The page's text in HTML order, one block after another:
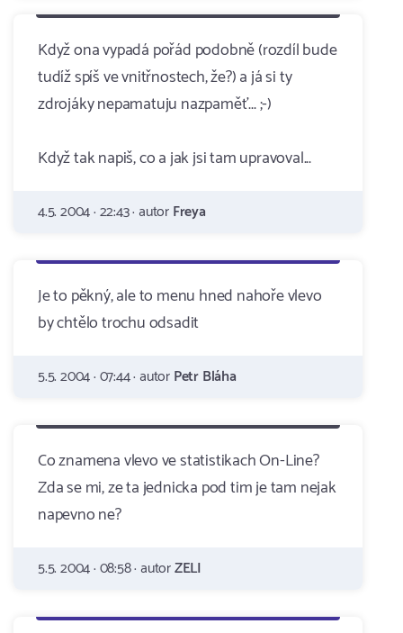
Když ona vypadá pořád podobně (rozdíl bude
tudíž spíš ve vnitřnostech, že?) a já si ty
zdrojáky nepamatuju nazpaměť... ;-)
Když tak napiš, co a jak jsi tam upravoval...
4.5. 2004 · 22:43 · autorFreya
Je to pěkný, ale to menu hned nahoře vlevo
by chtělo trochu odsadit
5.5. 2004 · 07:44 · autorPetr Bláha
Co znamena vlevo ve statistikach On-Line?
Zda se mi, ze ta jednicka pod tim je tam nejak
napevno ne?
5.5. 2004 · 08:58 · autorZELI